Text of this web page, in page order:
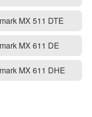
MX 511 DTE
MX 611 DE
MX 611 DHE